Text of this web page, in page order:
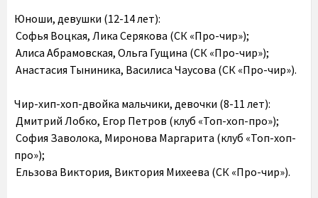
Юноши, девушки (12-14 лет):
Софья Воцкая, Лика Серякова (СК «Про-чир»);
Алиса Абрамовская, Ольга Гущина (СК «Про-чир»);
Анастасия Тыниника, Василиса Чаусова (СК «Про-чир»).
Чир-хип-хоп-двойка мальчики, девочки (8-11 лет):
Дмитрий Лобко, Егор Петров (клуб «Топ-хоп-про»);
София Заволока, Миронова Маргарита (клуб «Топ-хоп-
про»);
Ельзова Виктория, Виктория Михеева (СК «Про-чир»).